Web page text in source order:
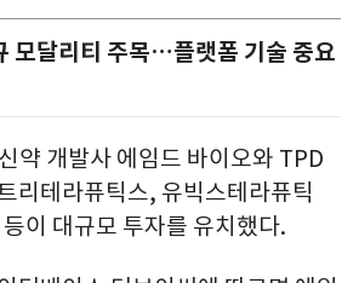
달리티 주목…플랫폼 기술 중요
약 개발사 에임드 바이오와 TPD
리테라퓨틱스, 유빅스테라퓨틱
이 대규모 투자를 유치했다.